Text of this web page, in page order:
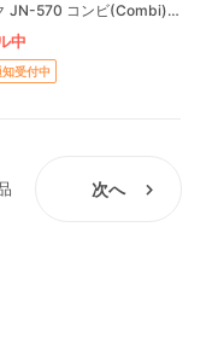
JN-570 コンビ(Combi)
シート
中
受付中
次へ